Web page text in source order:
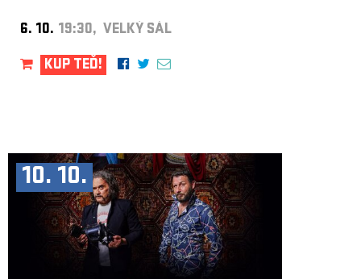
6. 10. 19:30, VELKÝ SÁL
KUP TEĎ!
10. 10.